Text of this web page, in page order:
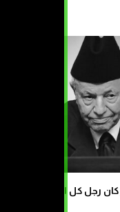
كان رجل كل المعارك